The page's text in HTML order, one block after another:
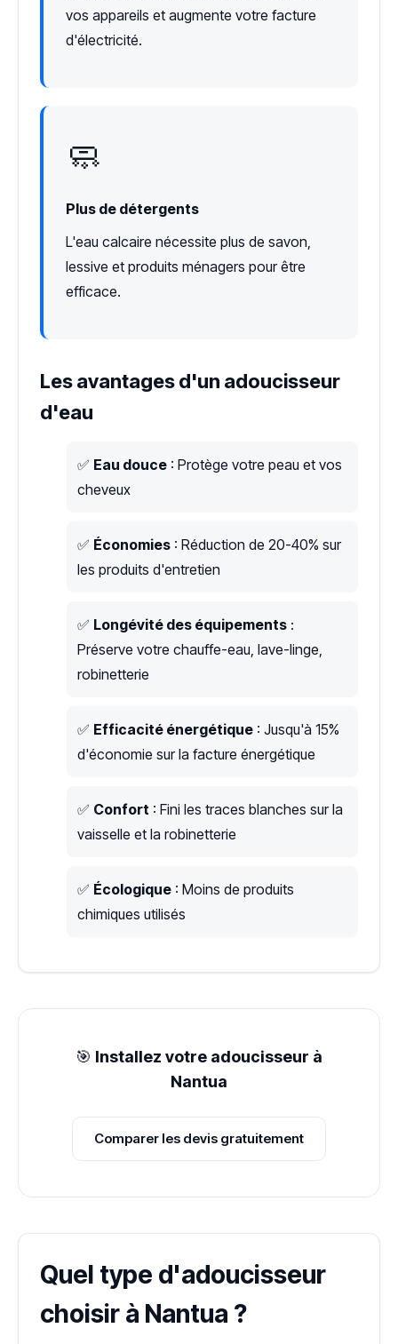
vos appareils et augmente votre facture
d'électricité.
🧼
Plus de détergents
L'eau calcaire nécessite plus de savon,
lessive et produits ménagers pour être
efficace.
Les avantages d'un adoucisseur
d'eau
✅ Eau douce : Protège votre peau et vos
cheveux
✅ Économies : Réduction de 20-40% sur
les produits d'entretien
✅ Longévité des équipements :
Préserve votre chauffe-eau, lave-linge,
robinetterie
✅ Efficacité énergétique : Jusqu'à 15%
d'économie sur la facture énergétique
✅ Confort : Fini les traces blanches sur la
vaisselle et la robinetterie
✅ Écologique : Moins de produits
chimiques utilisés
🎯 Installez votre adoucisseur à
Nantua
Comparer les devis gratuitement
Quel type d'adoucisseur
choisir à Nantua ?